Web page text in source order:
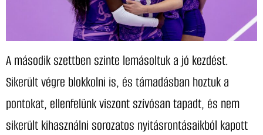
A második szettben szinte lemásoltuk a jó kezdést.
Sikerült végre blokkolni is, és támadásban hoztuk a
pontokat, ellenfelünk viszont szívósan tapadt, és nem
sikerült kihasználni sorozatos nyitásrontásaikból kapott